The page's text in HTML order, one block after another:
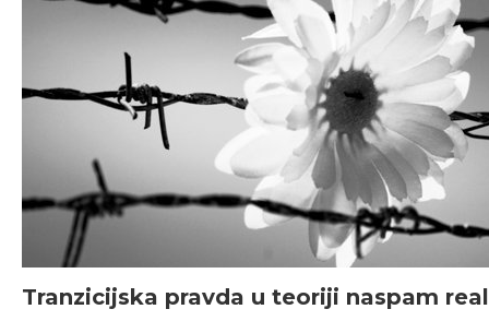
Tranzicijska pravda u teoriji naspam